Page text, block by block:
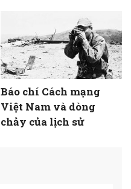
Báo chí Cách mạng
Việt Nam và dòng
chảy của lịch sử